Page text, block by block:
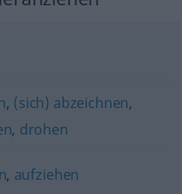
, (sich) abzeichnen,
, drohen
, aufziehen